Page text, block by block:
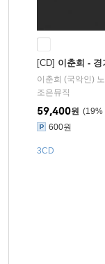
[CD] 이춘희 -
이춘희 (국악인)
조은뮤직
19%
59,400원
600원
3CD